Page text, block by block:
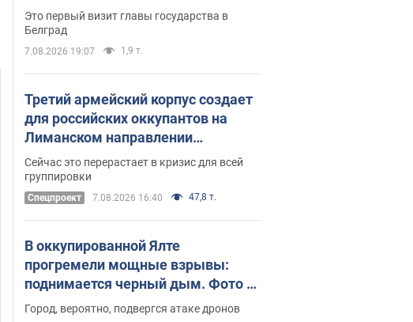
Это первый визит главы государства в
Белград
7.08.2026 19:07 1,9 т.
Третий армейский корпус создает
для российских оккупантов на
Лиманском направлении
критический дискомфорт: как это
удалось
Сейчас это перерастает в кризис для всей
группировки
Спецпроект 7.08.2026 16:40 47,8 т.
В оккупированной Ялте
прогремели мощные взрывы:
поднимается черный дым. Фото и
видео
Город, вероятно, подвергся атаке дронов